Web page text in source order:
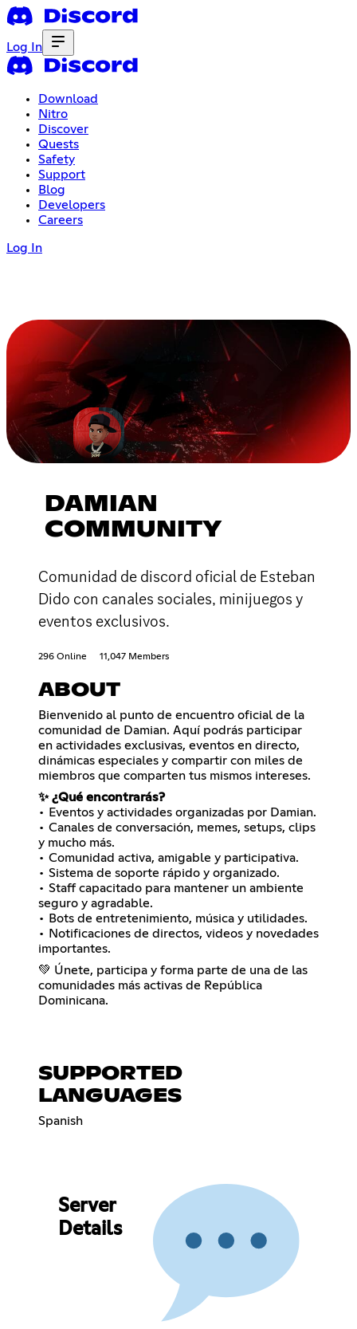
Log In
Download
Nitro
Discover
Quests
Safety
Support
Blog
Developers
Careers
Log In
DAMIAN
COMMUNITY
Comunidad de discord oficial de Esteban
Dido con canales sociales, minijuegos y
eventos exclusivos.
296 Online 11,047 Members
ABOUT
Bienvenido al punto de encuentro oficial de la
comunidad de Damian. Aquí podrás participar
en actividades exclusivas, eventos en directo,
dinámicas especiales y compartir con miles de
miembros que comparten tus mismos intereses.
✨ ¿Qué encontrarás?
• Eventos y actividades organizadas por Damian.
• Canales de conversación, memes, setups, clips
y mucho más.
• Comunidad activa, amigable y participativa.
• Sistema de soporte rápido y organizado.
• Staff capacitado para mantener un ambiente
seguro y agradable.
• Bots de entretenimiento, música y utilidades.
• Notificaciones de directos, videos y novedades
importantes.
💚 Únete, participa y forma parte de una de las
comunidades más activas de República
Dominicana.
SUPPORTED
LANGUAGES
Spanish
Server
Details